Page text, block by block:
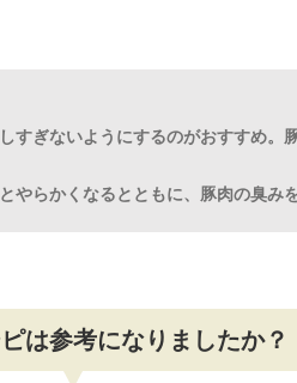
すぎないようにするのがおすすめ。
やらかくなるとともに、豚肉の臭み
は参考になりましたか？